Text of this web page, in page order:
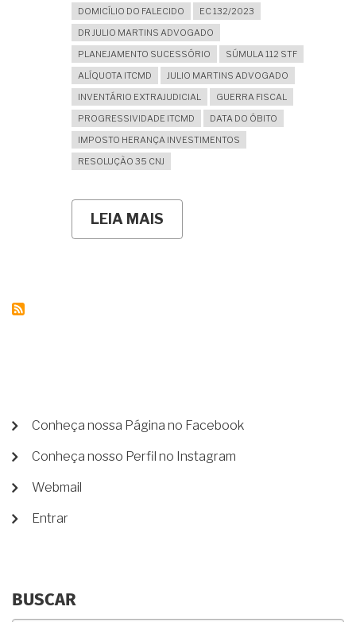
DOMICÍLIO DO FALECIDO
EC 132/2023
DR JULIO MARTINS ADVOGADO
PLANEJAMENTO SUCESSÓRIO
SÚMULA 112 STF
ALÍQUOTA ITCMD
JULIO MARTINS ADVOGADO
INVENTÁRIO EXTRAJUDICIAL
GUERRA FISCAL
PROGRESSIVIDADE ITCMD
DATA DO ÓBITO
IMPOSTO HERANÇA INVESTIMENTOS
RESOLUÇÃO 35 CNJ
LEIA MAIS
ITCMD
MENU
CONTA
DE
Conheça nossa Página no Facebook
Conheça nosso Perfil no Instagram
Webmail
Entrar
BUSCAR